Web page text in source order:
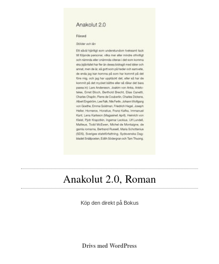
Anakolut 2.0, Roman
Köp den direkt på Bokus
Drivs med WordPress